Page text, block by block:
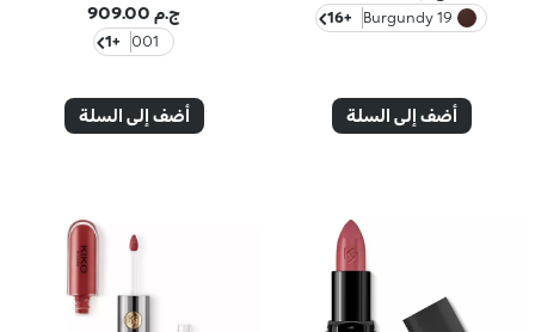
19 Burgundy
+16
أضف إلى السلة
ج.م 909.00
001
+1
أضف إلى السلة